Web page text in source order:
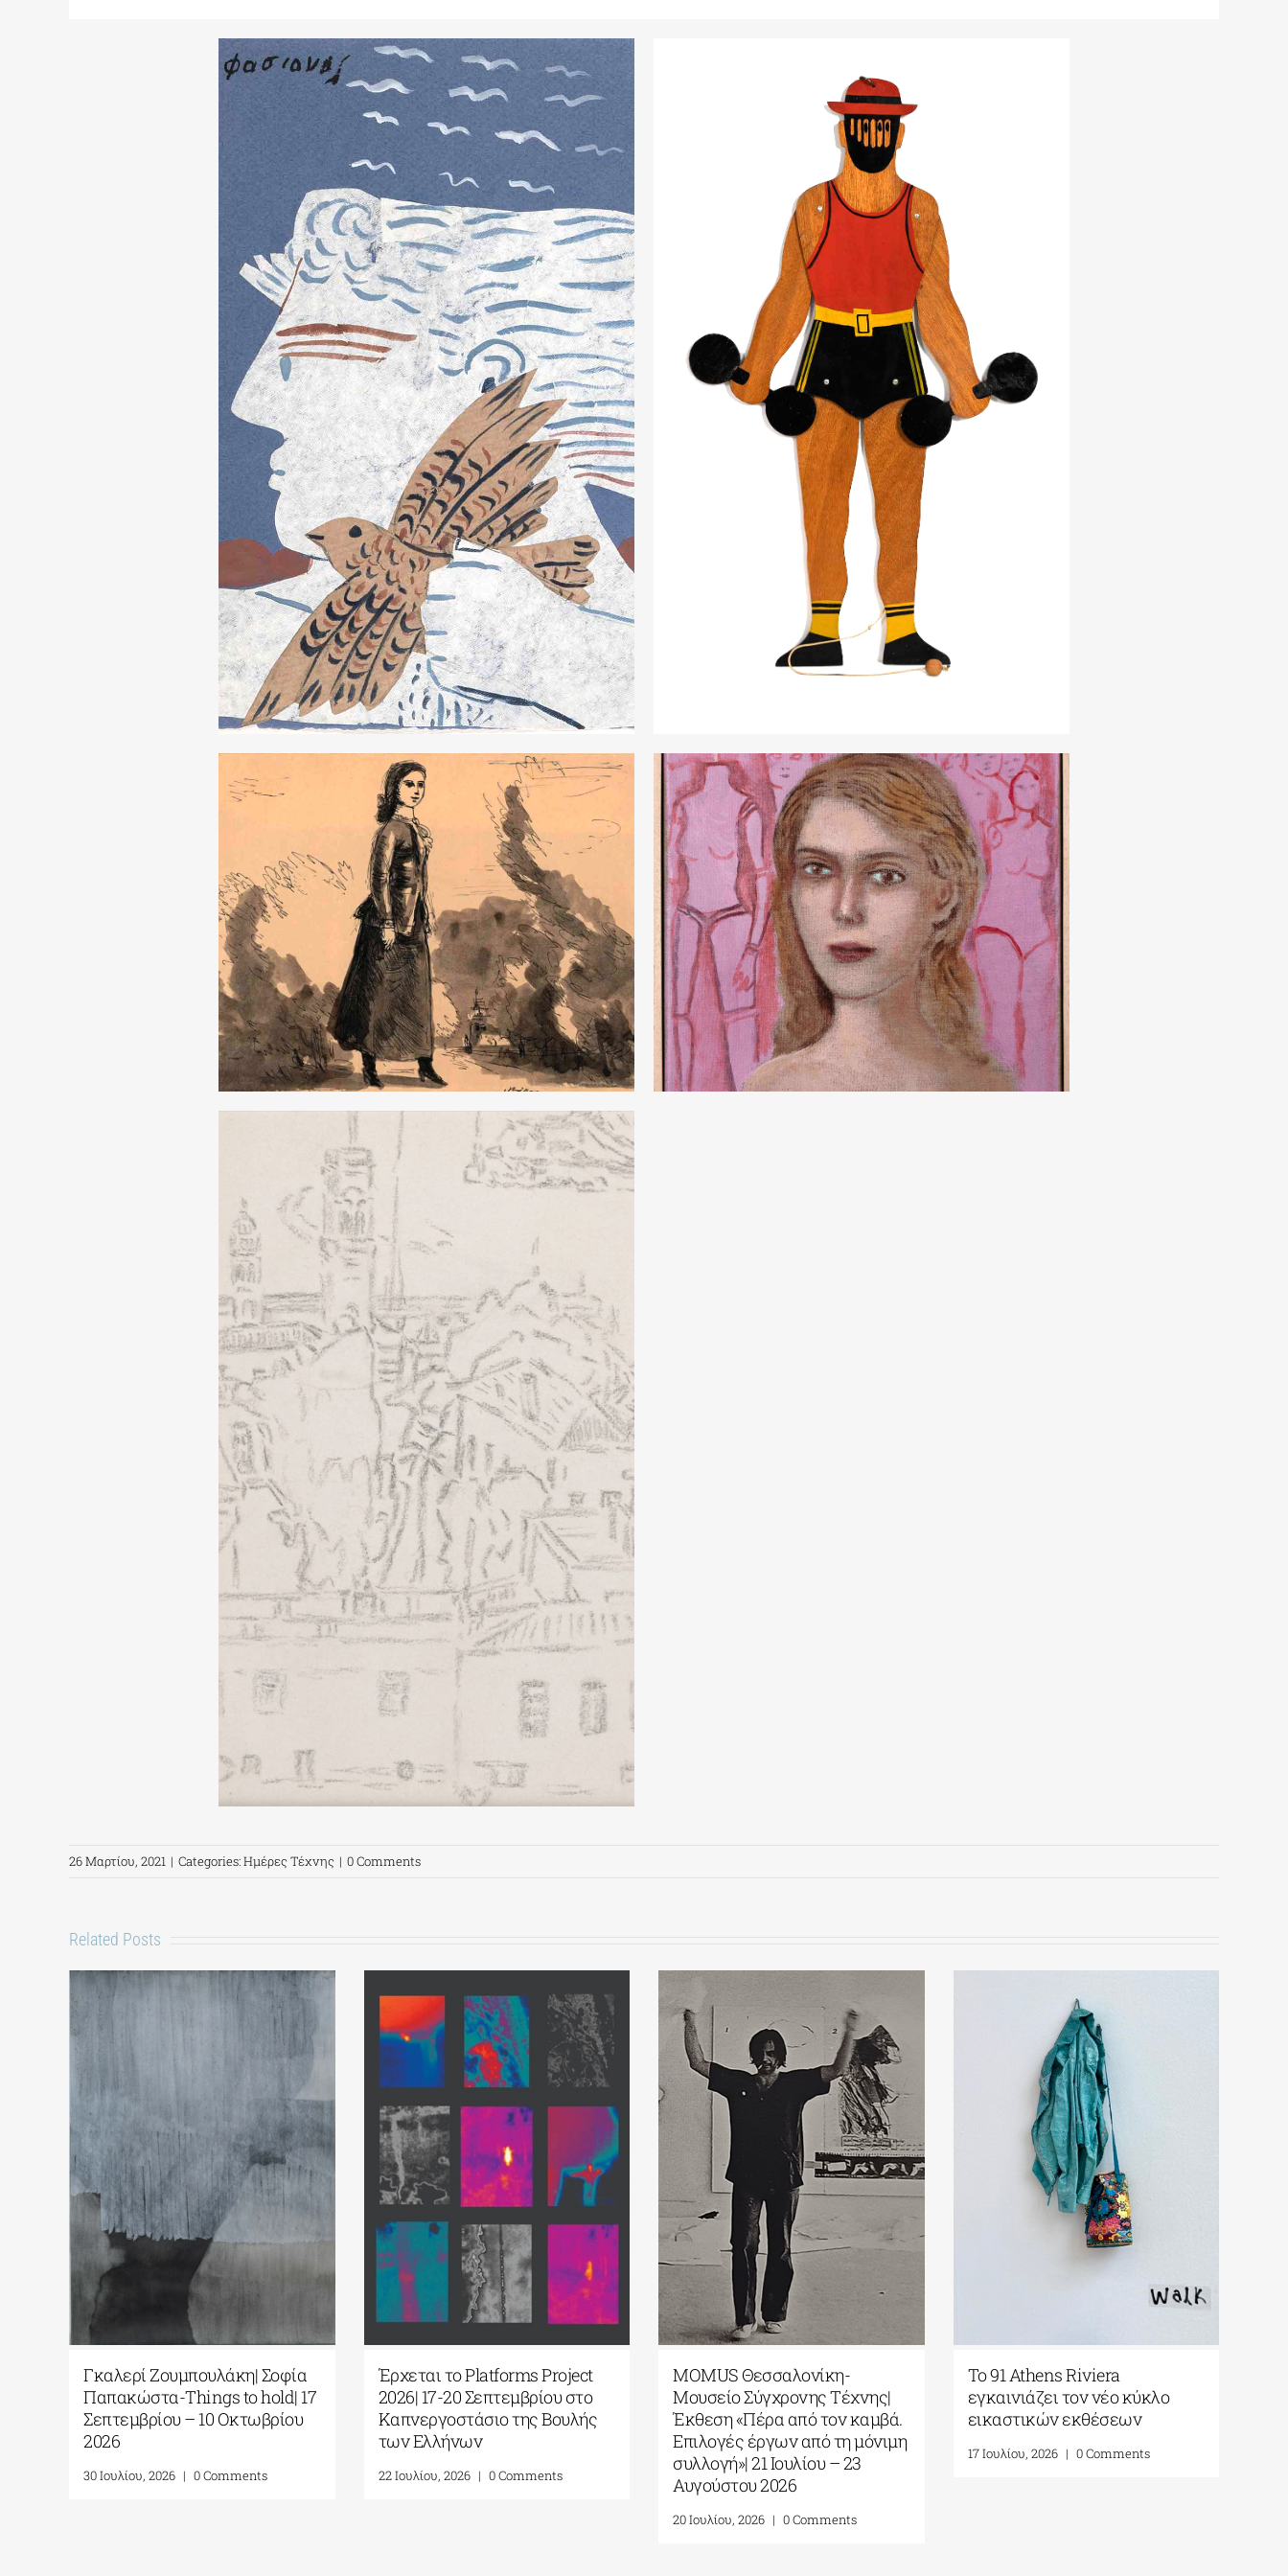
26 Μαρτίου, 2021 | Categories:Ημέρες Τέχνης | 0 Comments
Related Posts
Γκαλερί Ζουμπουλάκη| Σοφία
Παπακώστα-Things to hold| 17
Σεπτεμβρίου – 10 Οκτωβρίου
2026
30 Ιουλίου, 2026 | 0 Comments
Έρχεται το Platforms Project
2026| 17-20 Σεπτεμβρίου στο
Καπνεργοστάσιο της Βουλής
των Ελλήνων
22 Ιουλίου, 2026 | 0 Comments
MOMUS Θεσσαλονίκη-
Μουσείο Σύγχρονης Τέχνης|
Έκθεση «Πέρα από τον καμβά.
Επιλογές έργων από τη μόνιμη
συλλογή»| 21 Ιουλίου – 23
Αυγούστου 2026
20 Ιουλίου, 2026 | 0 Comments
Το 91 Athens Riviera
εγκαινιάζει τον νέο κύκλο
εικαστικών εκθέσεων
17 Ιουλίου, 2026 | 0 Comments